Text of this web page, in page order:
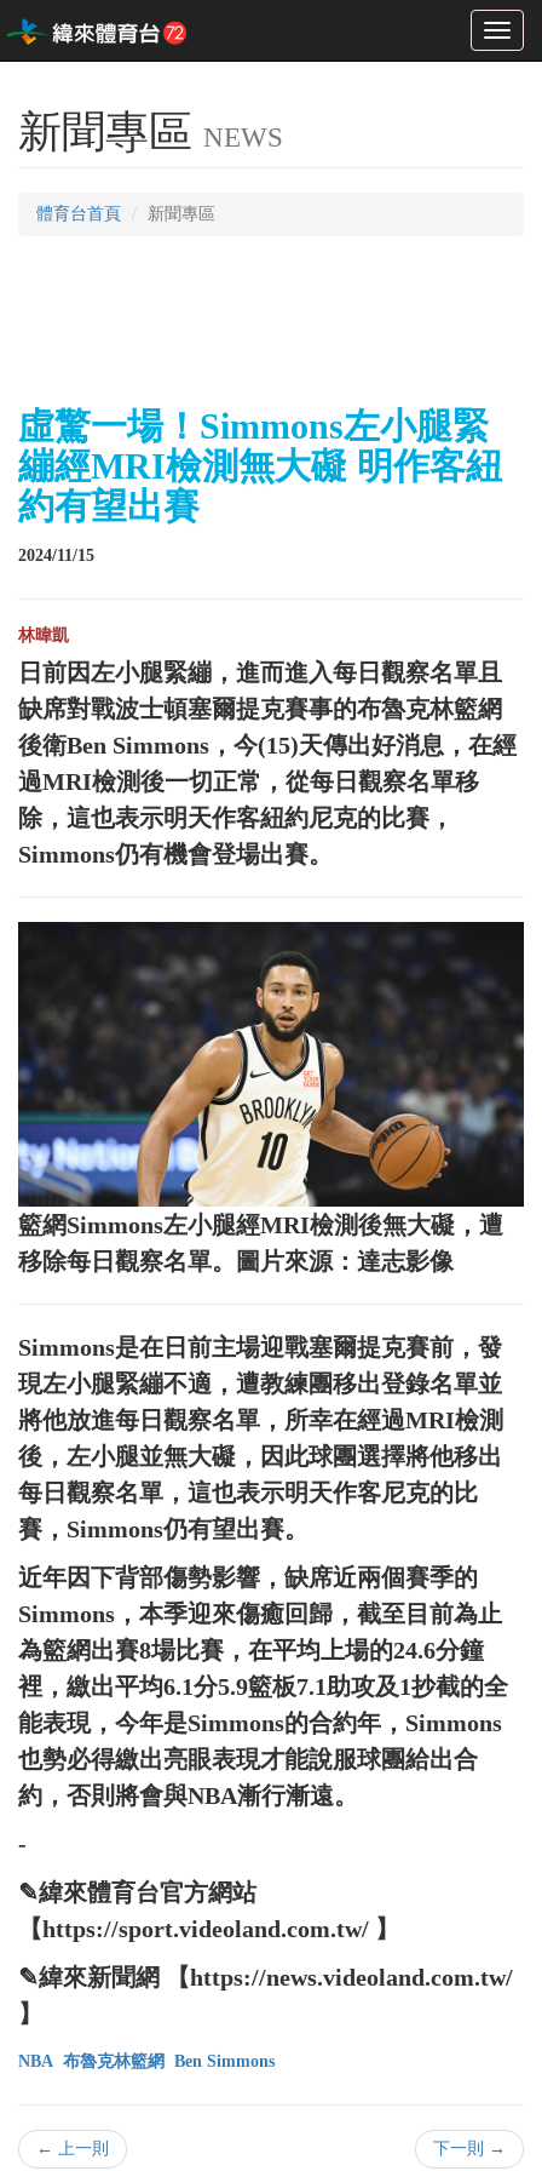
Toggle
新聞專區 NEWS
體育台首頁 新聞專區
虛驚一場！Simmons左小腿緊
繃經MRI檢測無大礙 明作客紐
約有望出賽
2024/11/15
林暐凱
日前因左小腿緊繃，進而進入每日觀察名單且
缺席對戰波士頓塞爾提克賽事的布魯克林籃網
後衛Ben Simmons，今(15)天傳出好消息，在經
過MRI檢測後一切正常，從每日觀察名單移
除，這也表示明天作客紐約尼克的比賽，
Simmons仍有機會登場出賽。
籃網Simmons左小腿經MRI檢測後無大礙，遭
移除每日觀察名單。圖片來源：達志影像
Simmons是在日前主場迎戰塞爾提克賽前，發
現左小腿緊繃不適，遭教練團移出登錄名單並
將他放進每日觀察名單，所幸在經過MRI檢測
後，左小腿並無大礙，因此球團選擇將他移出
每日觀察名單，這也表示明天作客尼克的比
賽，Simmons仍有望出賽。
近年因下背部傷勢影響，缺席近兩個賽季的
Simmons，本季迎來傷癒回歸，截至目前為止
為籃網出賽8場比賽，在平均上場的24.6分鐘
裡，繳出平均6.1分5.9籃板7.1助攻及1抄截的全
能表現，今年是Simmons的合約年，Simmons
也勢必得繳出亮眼表現才能說服球團給出合
約，否則將會與NBA漸行漸遠。
-
✎緯來體育台官方網站
【https://sport.videoland.com.tw/ 】
✎緯來新聞網 【https://news.videoland.com.tw/
】
NBA 布魯克林籃網 Ben Simmons
← 上一則 下一則 →